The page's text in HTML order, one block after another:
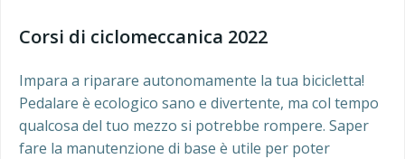
Corsi di ciclomeccanica 2022
Impara a riparare autonomamente la tua bicicletta!
Pedalare è ecologico sano e divertente, ma col tempo
qualcosa del tuo mezzo si potrebbe rompere. Saper
fare la manutenzione di base è utile per poter